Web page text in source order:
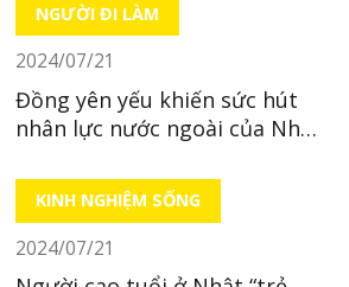
NGƯỜI ĐI LÀM
2024/07/21
Đồng yên yếu khiến sức hút
nhân lực nước ngoài của Nhật
KINH NGHIỆM SỐNG
2024/07/21